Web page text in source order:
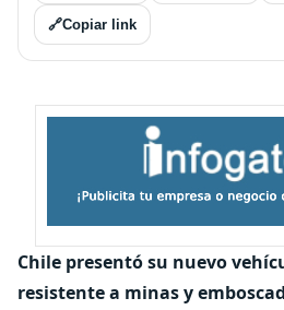
🔗Copiar link
Chile presentó su nuevo
resistente a minas y